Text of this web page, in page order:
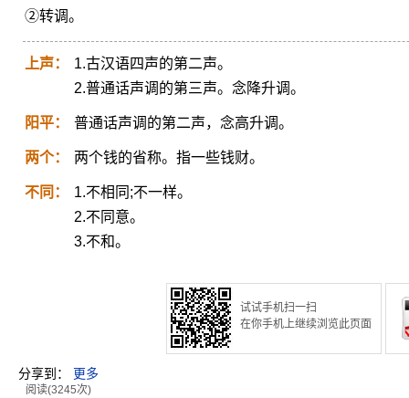
②转调。
上声：
1.古汉语四声的第二声。
2.普通话声调的第三声。念降升调。
阳平： 普通话声调的第二声，念高升调。
两个： 两个钱的省称。指一些钱财。
不同：
1.不相同;不一样。
2.不同意。
3.不和。
试试手机扫一扫
在你手机上继续浏览此页面
分享到： 更多
阅读(3245次)